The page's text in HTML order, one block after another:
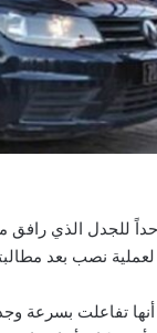
للجدل الذي رافق
نصب بعد
تفاعلت بسرعة